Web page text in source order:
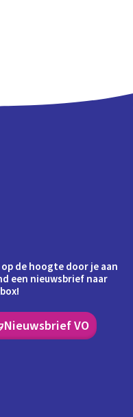
de hoogte door je aan
een nieuwsbrief naar
Nieuwsbrief VO